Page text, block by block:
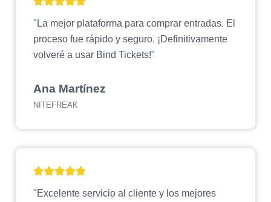
"La mejor plataforma para comprar entradas. El
proceso fue rápido y seguro. ¡Definitivamente
volveré a usar Bind Tickets!"
Ana Martínez
NITEFREAK
"Excelente servicio al cliente y los mejores